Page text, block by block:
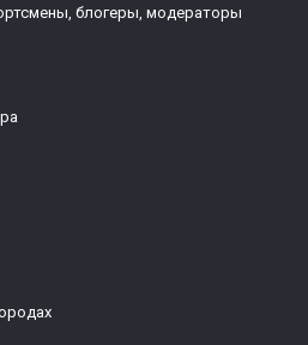
блогеры, модераторы